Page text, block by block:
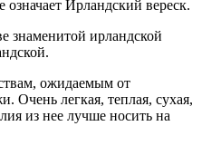
означает Ирландский вереск.
знаменитой ирландской
ожидаемым от
Очень легкая, теплая, сухая,
из нее лучше носить на